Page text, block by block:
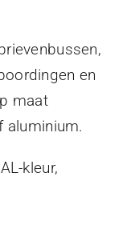
en
maat
aluminium.
kleur,